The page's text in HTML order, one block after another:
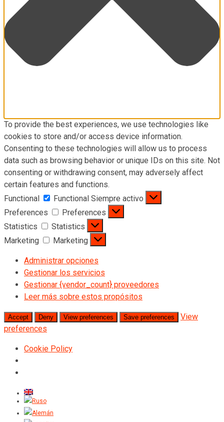
To provide the best experiences, we use technologies like
cookies to store and/or access device information.
Consenting to these technologies will allow us to process
data such as browsing behavior or unique IDs on this site. Not
consenting or withdrawing consent, may adversely affect
certain features and functions.
Functional
Functional Siempre activo
Preferences
Preferences
Statistics
Statistics
Marketing
Marketing
Administrar opciones
Gestionar los servicios
Gestionar {vendor_count} proveedores
Leer más sobre estos propósitos
Accept Deny View preferences Save preferences
View
preferences
Cookie Policy